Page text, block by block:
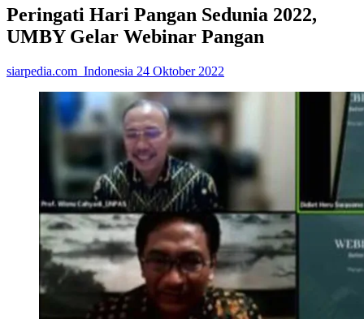
Peringati Hari Pangan Sedunia 2022,
UMBY Gelar Webinar Pangan
siarpedia.com_Indonesia 24 Oktober 2022